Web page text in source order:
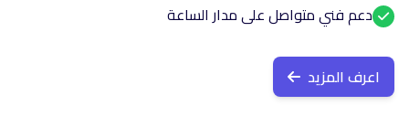
دعم فني متواصل على مدار الساعة
اعرف المزيد